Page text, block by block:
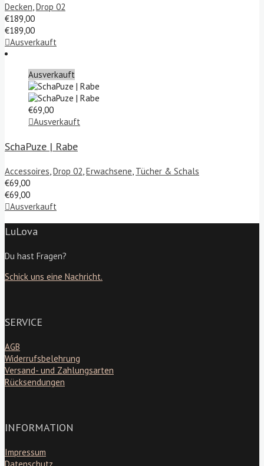
Decken Drop 02
€189,00
€189,00
Ausverkauft
Ausverkauft
€69,00
Ausverkauft
SchaPuze | Rabe
Accessoires Drop 02 Erwachsene Tücher & Schals
€69,00
€69,00
Ausverkauft
LuLova
Du hast Fragen?
Schick uns eine Nachricht.
SERVICE
AGB
Widerrufsbelehrung
Versand- und Zahlungsarten
Rücksendungen
INFORMATION
Impressum